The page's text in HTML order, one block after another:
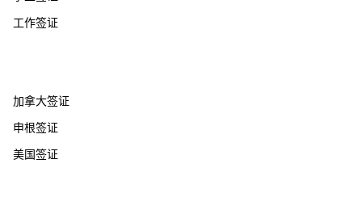
工作签证
加拿大签证
申根签证
美国签证